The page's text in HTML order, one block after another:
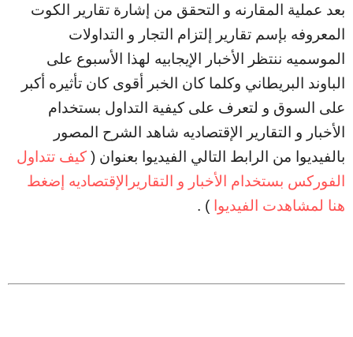
بعد عملية المقارنه و التحقق من إشارة تقارير الكوت
المعروفه بإسم تقارير إلتزام التجار و التداولات
الموسميه ننتظر الأخبار الإيجابيه لهذا الأسبوع على
الباوند البريطاني وكلما كان الخبر أقوى كان تأثيره أكبر
على السوق و لتعرف على كيفية التداول بستخدام
الأخبار و التقارير الإقتصاديه شاهد الشرح المصور
بالفيديوا من الرابط التالي الفيديوا بعنوان ( كيف تتداول
الفوركس بستخدام الأخبار و التقاريرالإقتصاديه إضغط
هنا لمشاهدت الفيديوا ) .